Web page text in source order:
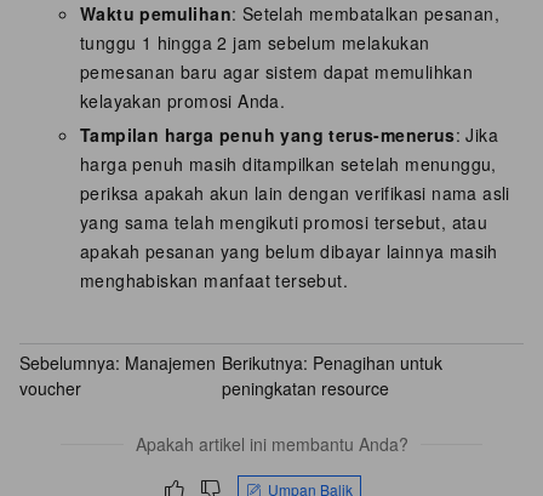
Waktu pemulihan: Setelah membatalkan pesanan,
tunggu 1 hingga 2 jam sebelum melakukan
pemesanan baru agar sistem dapat memulihkan
kelayakan promosi Anda.
Tampilan harga penuh yang terus-menerus: Jika
harga penuh masih ditampilkan setelah menunggu,
periksa apakah akun lain dengan verifikasi nama asli
yang sama telah mengikuti promosi tersebut, atau
apakah pesanan yang belum dibayar lainnya masih
menghabiskan manfaat tersebut.
Sebelumnya: Manajemen
voucher
Berikutnya: Penagihan untuk
peningkatan resource
Apakah artikel ini membantu Anda?
Umpan Balik